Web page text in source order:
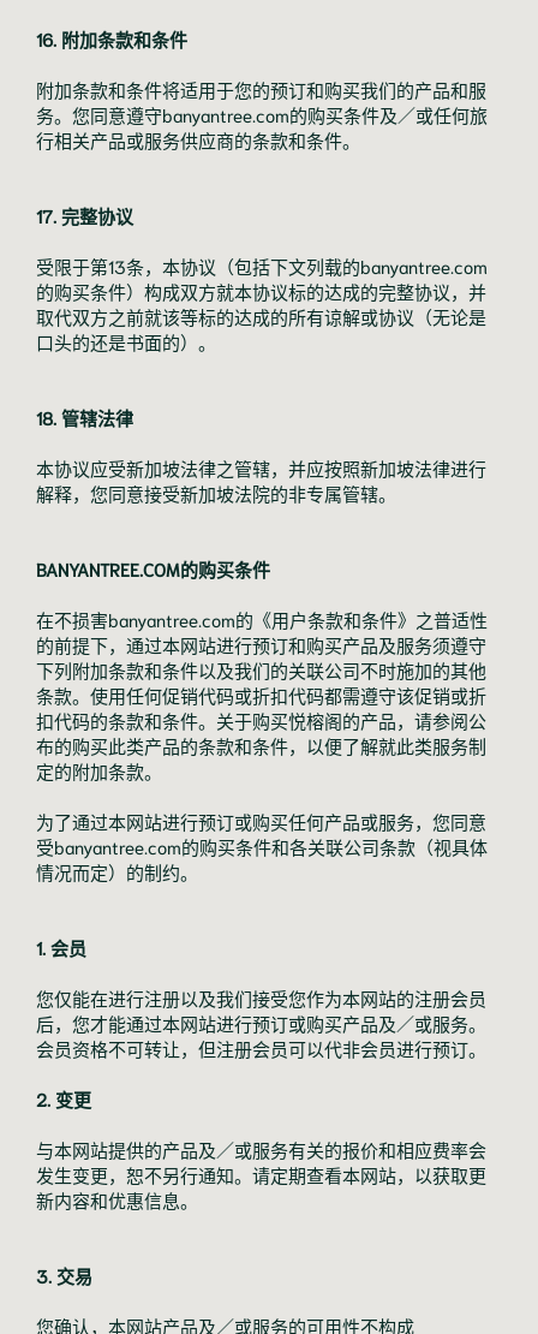
16. 附加条款和条件
附加条款和条件将适用于您的预订和购买我们的产品和服
务。您同意遵守banyantree.com的购买条件及／或任何旅
行相关产品或服务供应商的条款和条件。
17. 完整协议
受限于第13条，本协议（包括下文列载的banyantree.com
的购买条件）构成双方就本协议标的达成的完整协议，并
取代双方之前就该等标的达成的所有谅解或协议（无论是
口头的还是书面的）。
18. 管辖法律
本协议应受新加坡法律之管辖，并应按照新加坡法律进行
解释，您同意接受新加坡法院的非专属管辖。
BANYANTREE.COM的购买条件
在不损害banyantree.com的《用户条款和条件》之普适性
的前提下，通过本网站进行预订和购买产品及服务须遵守
下列附加条款和条件以及我们的关联公司不时施加的其他
条款。使用任何促销代码或折扣代码都需遵守该促销或折
扣代码的条款和条件。关于购买悦榕阁的产品，请参阅公
布的购买此类产品的条款和条件，以便了解就此类服务制
定的附加条款。
为了通过本网站进行预订或购买任何产品或服务，您同意
受banyantree.com的购买条件和各关联公司条款（视具体
情况而定）的制约。
1. 会员
您仅能在进行注册以及我们接受您作为本网站的注册会员
后，您才能通过本网站进行预订或购买产品及／或服务。
会员资格不可转让，但注册会员可以代非会员进行预订。
2. 变更
与本网站提供的产品及／或服务有关的报价和相应费率会
发生变更，恕不另行通知。请定期查看本网站，以获取更
新内容和优惠信息。
3. 交易
您确认，本网站产品及／或服务的可用性不构成